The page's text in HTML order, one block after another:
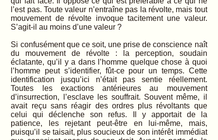
l’est pas. Toute valeur n’entraîne pas la révolte, mais tout
mouvement de révolte invoque tacitement une valeur.
S’agit-il au moins d’une valeur ?
Si confusément que ce soit, une prise de conscience naît
du mouvement de révolte : la perception, soudain
éclatante, qu’il y a dans l’homme quelque chose à quoi
l’homme peut s’identifier, fût-ce pour un temps. Cette
identification jusqu’ici n’était pas sentie réellement.
Toutes les exactions antérieures au mouvement
d’insurrection, l’esclave les souffrait. Souvent même, il
avait reçu sans réagir des ordres plus révoltants que
celui qui déclenche son refus. Il y apportait de la
patience, les rejetant peut-être en lui-même, mais,
puisqu’il se taisait, plus soucieux de son intérêt immédiat